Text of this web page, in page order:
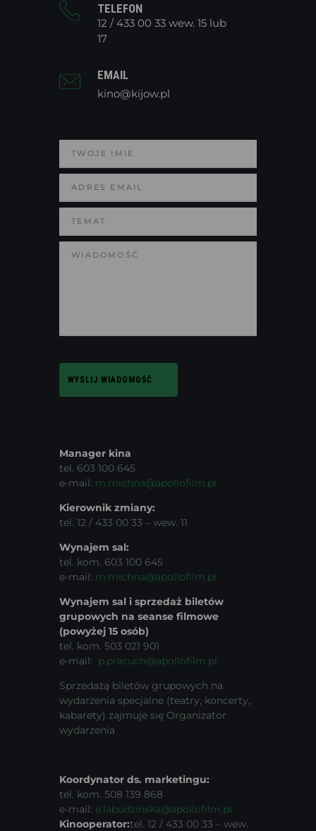
TELEFON
12 / 433 00 33 wew. 15 lub
17
EMAIL
kino@kijow.pl
Manager kina
tel. 603 100 645
e-mail: m.michna@apollofilm.pl
Kierownik zmiany:
tel. 12 / 433 00 33 – wew. 11
Wynajem sal:
tel. kom. 603 100 645
e-mail: m.michna@apollofilm.pl
Wynajem sal i sprzedaż biletów
grupowych na seanse filmowe
(powyżej 15 osób)
tel. kom. 503 021 901
e-mail: p.pracuch@apollofilm.pl
Sprzedażą biletów grupowych na
wydarzenia specjalne (teatry, koncerty,
kabarety) zajmuje się Organizator
wydarzenia
Koordynator ds. marketingu:
tel. kom. 508 139 868
e-mail: e.labudzinska@apollofilm.pl
Kinooperator:tel. 12 / 433 00 33 – wew.